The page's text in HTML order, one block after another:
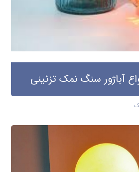
آباژور سنگ نمک تزئینی